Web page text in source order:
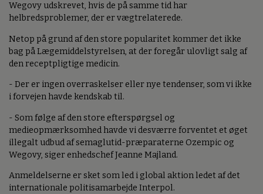
Wegovy udskrevet, hvis de på samme tid har
helbredsproblemer, der er vægtrelaterede.
Netop på grund af den store popularitet kommer det ikke
bag på Lægemiddelstyrelsen, at der foregår ulovligt salg af
den receptpligtige medicin.
- Der er ingen overraskelser eller nye tendenser, som vi ikke
i forvejen havde kendskab til.
- Som følge af den store efterspørgsel og
medieopmærksomhed havde vi desværre forventet et øget
illegalt udbud af semaglutid-præparaterne Ozempic og
Wegovy, siger enhedschef Jeanne Majland.
Anmeldelserne er sket som led i global aktion ledet af det
internationale politisamarbejde Interpol.